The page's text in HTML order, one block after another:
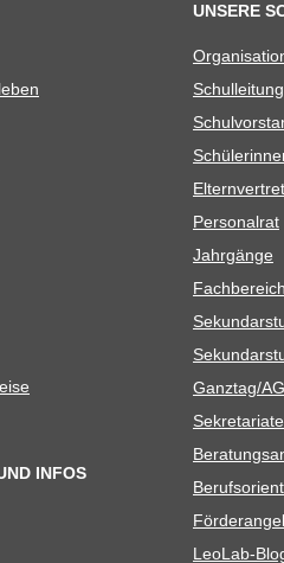
INFOS
UNSERE
Schul­lei­tung
Per­so­nal­rat
Jahr­gänge
Ganztag/​​
Leo­Lab-